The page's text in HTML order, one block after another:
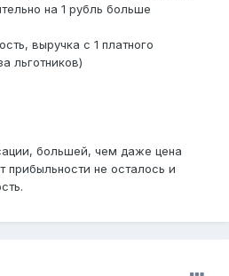
на 1 рубль больше
выручка с 1 платного
льготников)
большей, чем даже цена
прибыльности не осталось и